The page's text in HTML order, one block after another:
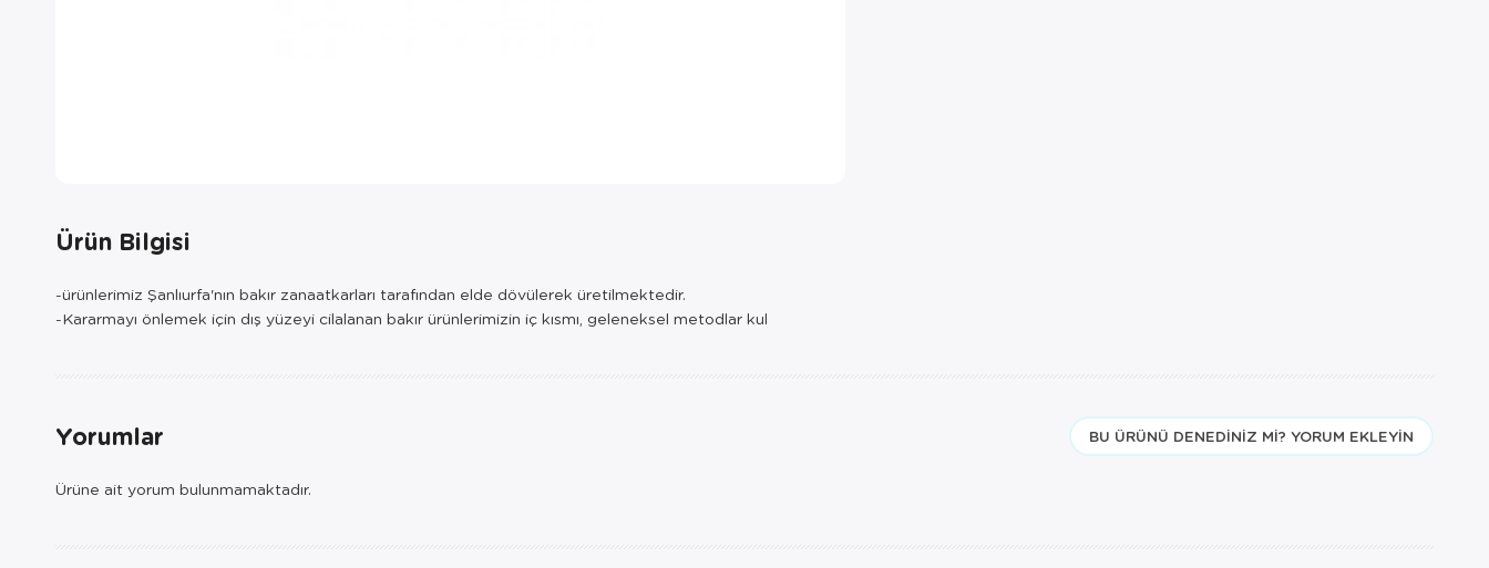
Ürün Bilgisi
-ürünlerimiz Şanlıurfa'nın bakır zanaatkarları tarafından elde dövülerek üretilmektedir.
-Kararmayı önlemek için dış yüzeyi cilalanan bakır ürünlerimizin iç kısmı, geleneksel metodlar kul
Yorumlar BU ÜRÜNÜ DENEDINIZ MI? YORUM EKLEYIN
Ürüne ait yorum bulunmamaktadır.